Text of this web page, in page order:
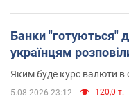
Банки "готуються"
українцям
Яким буде курс валюти в
5.08.2026 23:12 120,0 т.